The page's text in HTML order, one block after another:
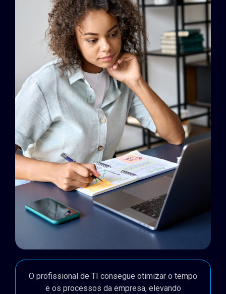
O profissional de TI consegue otimizar o tempo
e os processos da empresa, elevando